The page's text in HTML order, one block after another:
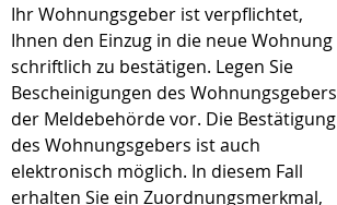
Ihr Wohnungsgeber ist verpflichtet,
Ihnen den Einzug in die neue Wohnung
schriftlich zu bestätigen. Legen Sie
Bescheinigungen des Wohnungsgebers
der Meldebehörde vor. Die Bestätigung
des Wohnungsgebers ist auch
elektronisch möglich. In diesem Fall
erhalten Sie ein Zuordnungsmerkmal,